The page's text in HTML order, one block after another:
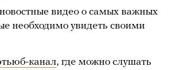
видео о самых важных
необходимо увидеть своими
канал, где можно слушать